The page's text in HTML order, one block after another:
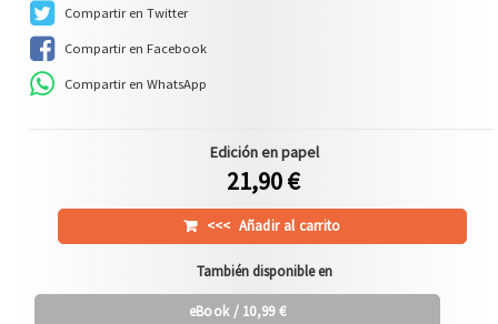
Compartir en Twitter
Compartir en Facebook
Compartir en WhatsApp
Edición en papel
21,90 €
<<< Añadir al carrito
También disponible en
eBook/ 10,99 €